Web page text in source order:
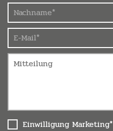
Einwilligung Marketing*